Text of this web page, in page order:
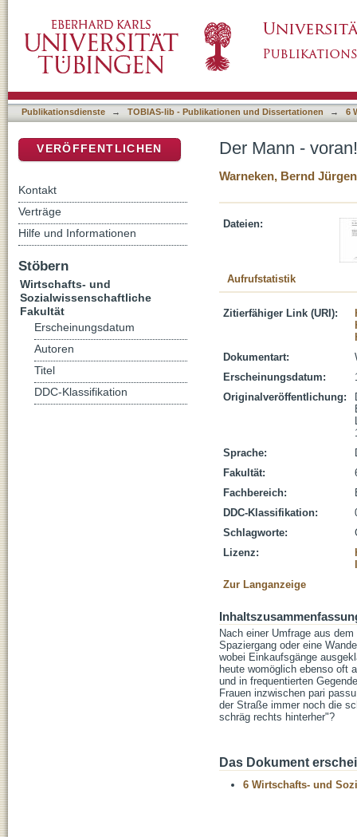
Publikationsdienste → TOBIAS-lib - Publikationen und Dissertationen → 6
Der Mann -
Warneken, Bernd Jürgen
Dateien:
Aufrufstatistik
Zitierfähiger Link (URI):
Dokumentart:
Erscheinungsdatum:
Originalveröffentlichung:
Sprache:
Fakultät:
Fachbereich:
DDC-Klassifikation:
Schlagworte:
Lizenz:
Zur Langanzeige
Nach einer Umfrage aus
Spaziergang oder eine
wobei Einkaufsgänge
heute womöglich ebenso oft
und in frequentierten
Frauen inzwischen pari
der Straße immer noch die
schräg rechts hinterher"?
Das Dokument
6 Wirtschafts- und
VERÖFFENTLICHEN
Kontakt
Verträge
Hilfe und Informationen
Stöbern
Wirtschafts- und
Sozialwissenschaftliche
Fakultät
Erscheinungsdatum
Autoren
Titel
DDC-Klassifikation